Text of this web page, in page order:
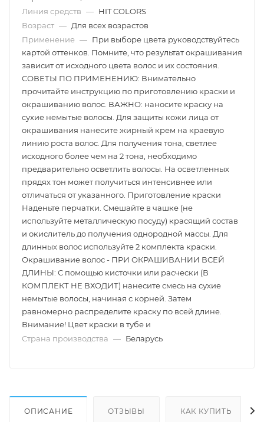
Линия средств — HIT COLORS
Возраст — Для всех возрастов
Применение — При выборе цвета руководствуйтесь
картой оттенков. Помните, что результат окрашивания
зависит от исходного цвета волос и их состояния.
СОВЕТЫ ПО ПРИМЕНЕНИЮ: Внимательно
прочитайте инструкцию по приготовлению краски и
окрашиванию волос. ВАЖНО: наносите краску на
сухие немытые волосы. Для защиты кожи лица от
окрашивания нанесите жирный крем на краевую
линию роста волос. Для получения тона, светлее
исходного более чем на 2 тона, необходимо
предварительно осветлить волосы. На осветленных
прядях тон может получиться интенсивнее или
отличаться от указанного. Приготовление краски
Наденьте перчатки. Смешайте в чашке (не
используйте металлическую посуду) красящий состав
и окислитель до получения однородной массы. Для
длинных волос используйте 2 комплекта краски.
Окрашивание волос - ПРИ ОКРАШИВАНИИ ВСЕЙ
ДЛИНЫ: С помощью кисточки или расчески (В
КОМПЛЕКТ НЕ ВХОДИТ) нанесите смесь на сухие
немытые волосы, начиная с корней. Затем
равномерно распределите краску по всей длине.
Внимание! Цвет краски в тубе и
Страна производства — Беларусь
ОПИСАНИЕ ОТЗЫВЫ КАК КУПИТЬ